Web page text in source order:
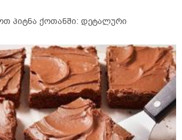
პიტნა ქოთანში: დეტალური